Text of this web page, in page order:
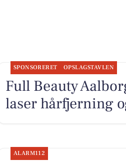
SPONSORERET OPSLAGSTAVLEN
Full Beauty
laser hårfjerning
ALARM112